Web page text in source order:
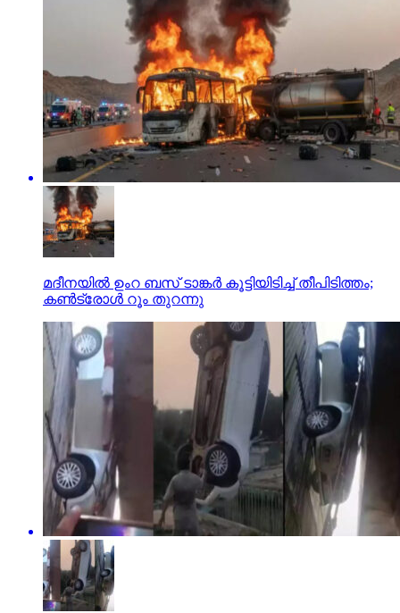
മദീനയില്‍ ഉംറ ബസ് ടാങ്കര്‍ കൂട്ടിയിടിച്ച് തീപിടിത്തം;
കണ്‍ട്രോള്‍ റൂം തുറന്നു